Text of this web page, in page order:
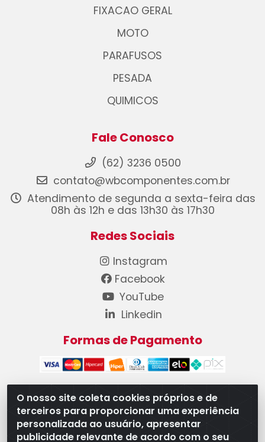
O nosso site coleta cookies próprios e de
terceiros para proporcionar uma experiência
personalizada ao usuário, apresentar
publicidade relevante de acordo com o seu
FIXACAO GERAL
MOTO
PARAFUSOS
PESADA
QUIMICOS
Fale Conosco
(62) 3236 0500
contato@wbcomponentes.com.br
Atendimento de segunda a sexta-feira das
08h às 12h e das 13h30 às 17h30
Redes Sociais
Instagram
Facebook
YouTube
Linkedin
Formas de Pagamento
WB Componentes Automotivos LTDA - CNPJ
08.528.393/0001-12 - Rua do Níquel, 667 - Parque
Oeste Industrial, Goiânia/GO - CEP 74375-660